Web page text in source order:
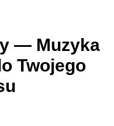
— Muzyka
Twojego